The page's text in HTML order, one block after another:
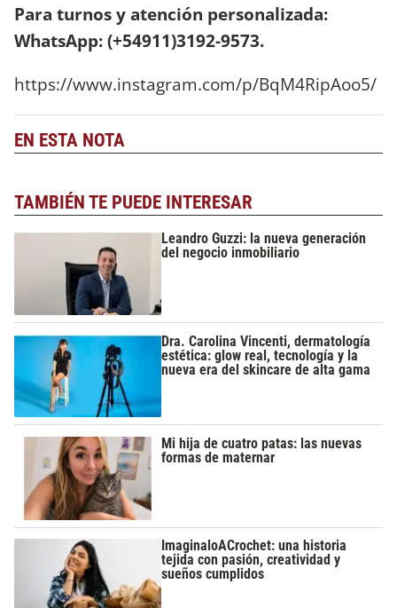
Para turnos y atención personalizada:
WhatsApp: (+54911)3192-9573.
https://www.instagram.com/p/BqM4RipAoo5/
EN ESTA NOTA
TAMBIÉN TE PUEDE INTERESAR
Leandro Guzzi: la nueva generación
del negocio inmobiliario
Dra. Carolina Vincenti, dermatología
estética: glow real, tecnología y la
nueva era del skincare de alta gama
Mi hija de cuatro patas: las nuevas
formas de maternar
ImaginaloACrochet: una historia
tejida con pasión, creatividad y
sueños cumplidos